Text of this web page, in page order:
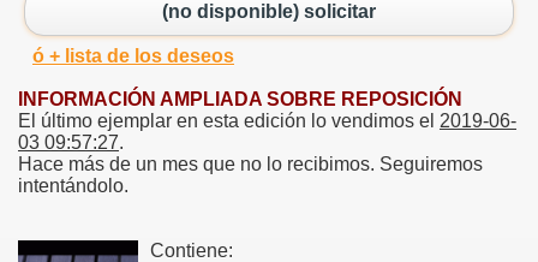
(no disponible) solicitar
ó + lista de los deseos
INFORMACIÓN AMPLIADA SOBRE REPOSICIÓN
El último ejemplar en esta edición lo vendimos el 2019-06-
03 09:57:27.
Hace más de un mes que no lo recibimos. Seguiremos
intentándolo.
Contiene: